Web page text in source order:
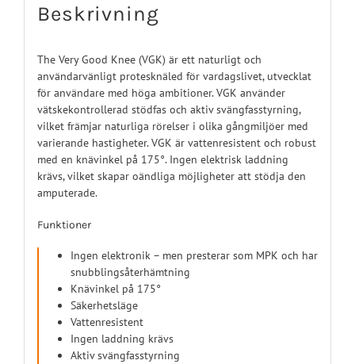
Beskrivning
The Very Good Knee (VGK) är ett naturligt och
användarvänligt protesknäled för vardagslivet, utvecklat
för användare med höga ambitioner. VGK använder
vätskekontrollerad stödfas och aktiv svängfasstyrning,
vilket främjar naturliga rörelser i olika gångmiljöer med
varierande hastigheter. VGK är vattenresistent och robust
med en knävinkel på 175°. Ingen elektrisk laddning
krävs, vilket skapar oändliga möjligheter att stödja den
amputerade.
Funktioner
Ingen elektronik – men presterar som MPK och har
snubblingsåterhämtning
Knävinkel på 175°
Säkerhetsläge
Vattenresistent
Ingen laddning krävs
Aktiv svängfasstyrning